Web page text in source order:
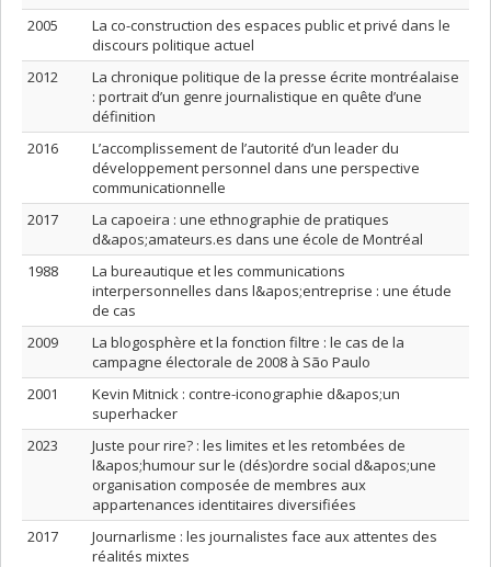
2005
La co-construction des espaces public et privé dans le
discours politique actuel
2012
La chronique politique de la presse écrite montréalaise
: portrait d’un genre journalistique en quête d’une
définition
2016
L’accomplissement de l’autorité d’un leader du
développement personnel dans une perspective
communicationnelle
2017
La capoeira : une ethnographie de pratiques
d&apos;amateurs.es dans une école de Montréal
1988
La bureautique et les communications
interpersonnelles dans l&apos;entreprise : une étude
de cas
2009
La blogosphère et la fonction filtre : le cas de la
campagne électorale de 2008 à São Paulo
2001
Kevin Mitnick : contre-iconographie d&apos;un
superhacker
2023
Juste pour rire? : les limites et les retombées de
l&apos;humour sur le (dés)ordre social d&apos;une
organisation composée de membres aux
appartenances identitaires diversifiées
2017
Journarlisme : les journalistes face aux attentes des
réalités mixtes